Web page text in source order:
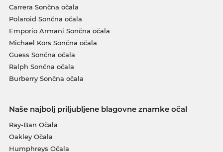
Carrera Sončna očala
Polaroid Sončna očala
Emporio Armani Sončna očala
Michael Kors Sončna očala
Guess Sončna očala
Ralph Sončna očala
Burberry Sončna očala
Naše najbolj priljubljene blagovne znamke očal
Ray-Ban Očala
Oakley Očala
Humphreys Očala